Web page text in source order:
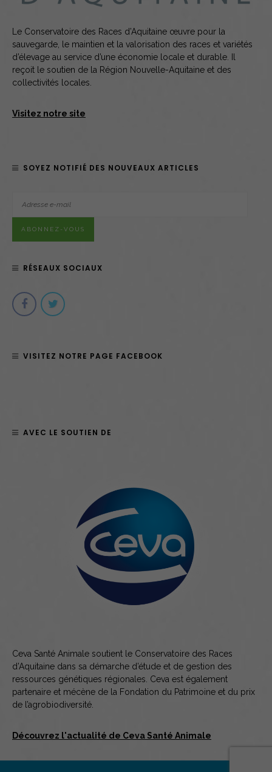
Le Conservatoire des Races d’Aquitaine œuvre pour la
sauvegarde, le maintien et la valorisation des races et variétés
d’élevage au service d’une économie locale et durable. Il
reçoit le soutien de la Région Nouvelle-Aquitaine et des
collectivités locales.
Visitez notre site
SOYEZ NOTIFIÉ DES NOUVEAUX ARTICLES
Adresse
e-
mail
ABONNEZ-VOUS
RÉSEAUX SOCIAUX
VISITEZ NOTRE PAGE FACEBOOK
AVEC LE SOUTIEN DE
Ceva Santé Animale soutient le Conservatoire des Races
d’Aquitaine dans sa démarche d’étude et de gestion des
ressources génétiques régionales. Ceva est également
partenaire et mécène de la Fondation du Patrimoine et du prix
de l’agrobiodiversité.
Découvrez l'actualité de Ceva Santé Animale